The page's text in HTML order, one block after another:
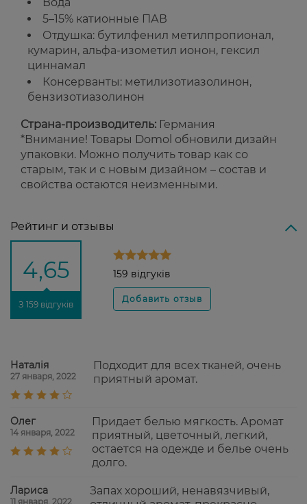
5–15% катионные ПАВ
Отдушка: бутилфенил метилпропионал,
кумарин, альфа-изометил ионон, гексил
циннамал
Консерванты: метилизотиазолинон,
бензизотиазолинон
Страна-производитель: Германия
*Внимание! Товары Domol обновили дизайн
упаковки. Можно получить товар как со
старым, так и с новым дизайном – состав и
свойства остаются неизменными.
Рейтинг и отзывы
4,65
З 159 відгуків
159 відгуків
Наталія
27 января, 2022
Подходит для всех тканей, очень
приятный аромат.
Олег
14 января, 2022
Придает белью мягкость. Аромат
приятный, цветочный, легкий,
остается на одежде и белье очень
долго.
Лариса
11 января, 2022
Запах хороший, ненавязчивый,